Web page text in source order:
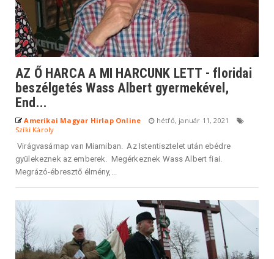
AZ Ő HARCA A MI HARCUNK LETT - floridai
beszélgetés Wass Albert gyermekével,
End...
Amerikai Magyar Hirlap Online
hétfő, január 11, 2021
Szíki Károly
Virágvasárnap van Miamiban. Az Istentisztelet után ebédre
gyülekeznek az emberek. Megérkeznek Wass Albert fiai.
Megrázó-ébresztő élmény,...